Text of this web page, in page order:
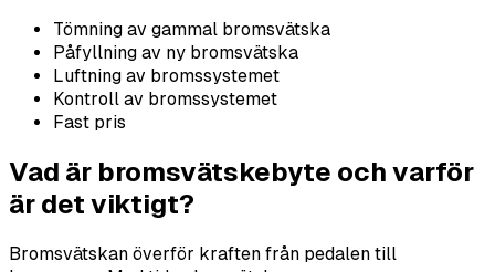
Tömning av gammal bromsvätska
Påfyllning av ny bromsvätska
Luftning av bromssystemet
Kontroll av bromssystemet
Fast pris
Vad är bromsvätskebyte och varför
är det viktigt?
Bromsvätskan överför kraften från pedalen till